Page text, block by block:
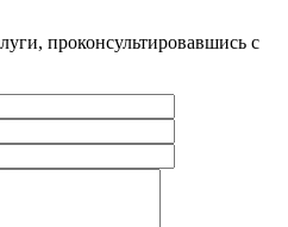
проконсультировавшись с